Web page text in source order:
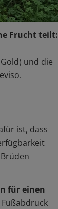
Frucht teilt:
und die
ist, dass
für einen